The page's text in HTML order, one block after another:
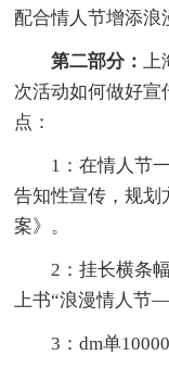
配合情人节增添浪
第二部分：上
次活动如何做好宣
点：
1：在情人节
告知性宣传，规划
案》。
2：挂长横条
上书“浪漫情人节
3：dm单